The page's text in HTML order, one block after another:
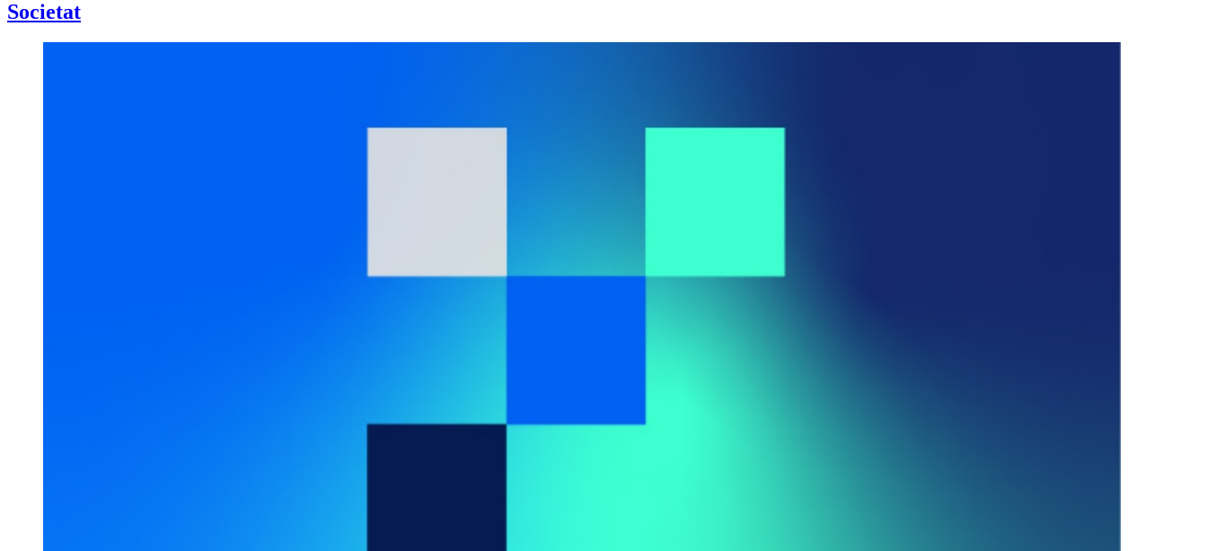
Societat